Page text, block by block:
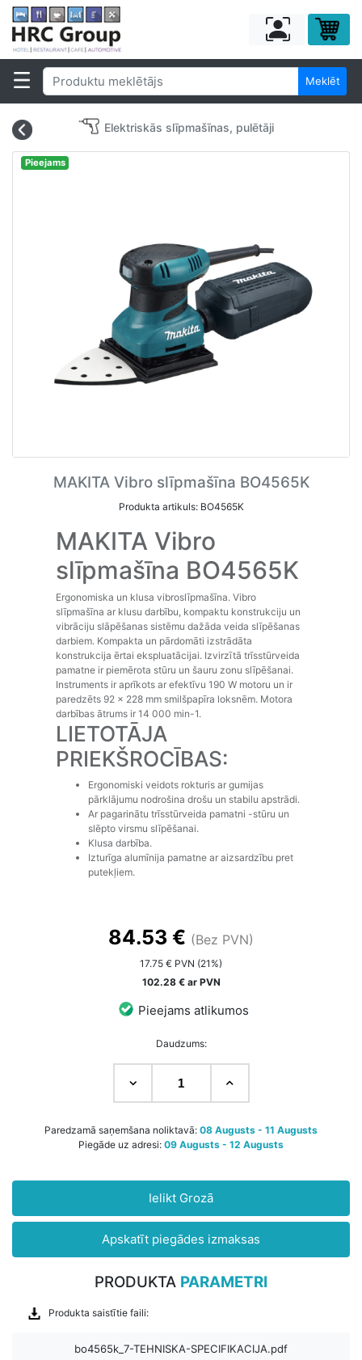
Meklēt
Elektriskās slīpmašīnas, pulētāji
Pieejams
MAKITA Vibro slīpmašīna BO4565K
Produkta artikuls: BO4565K
MAKITA Vibro
slīpmašīna BO4565K
Ergonomiska un klusa vibroslīpmašīna. Vibro
slīpmašīna ar klusu darbību, kompaktu konstrukciju un
vibrāciju slāpēšanas sistēmu dažāda veida slīpēšanas
darbiem. Kompakta un pārdomāti izstrādāta
konstrukcija ērtai ekspluatācijai. Izvirzītā trīsstūrveida
pamatne ir piemērota stūru un šauru zonu slīpēšanai.
Instruments ir aprīkots ar efektīvu 190 W motoru un ir
paredzēts 92 x 228 mm smilšpapīra loksnēm. Motora
darbības ātrums ir 14 000 min-1.
LIETOTĀJA
PRIEKŠROCĪBAS:
Ergonomiski veidots rokturis ar gumijas
pārklājumu nodrošina drošu un stabilu apstrādi.
Ar pagarinātu trīsstūrveida pamatni -stūru un
slēpto virsmu slīpēšanai.
Klusa darbība.
Izturīga alumīnija pamatne ar aizsardzību pret
putekļiem.
84.53 € (Bez PVN)
17.75 € PVN (21%)
102.28 € ar PVN
Pieejams atlikumos
Daudzums:
Paredzamā saņemšana noliktavā: 08 Augusts - 11 Augusts
Piegāde uz adresi: 09 Augusts - 12 Augusts
Ielikt Grozā
Apskatīt piegādes izmaksas
PRODUKTA PARAMETRI
Produkta saistītie faili:
bo4565k_7-TEHNISKA-SPECIFIKACIJA.pdf